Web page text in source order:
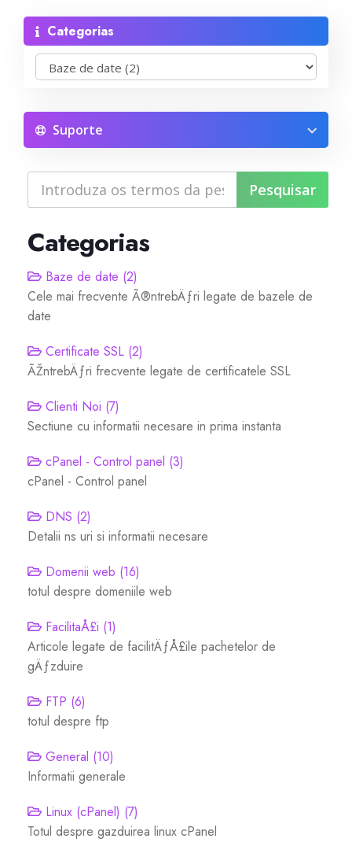
Reseller Radio SonicPanel SHOUTcast
WebHosting
Reseller Web Hosting
Servere VPS
Counter Strike 1.6
Counter Strike Go
GTA San Andreas
Licente cPanel WHM
Licente WHMCS
Licente WHMSonic
Licente cPanel WHM / WHMSonic
Servere Dedicate
Aplicatii Mobil
Construtor de Website
Serviços de E-mail
Categorias
Suporte
Categorias
Baze de date (2)
Cele mai frecvente Ã®ntrebÄƒri legate de bazele de
date
Certificate SSL (2)
ÃŽntrebÄƒri frecvente legate de certificatele SSL
Clienti Noi (7)
Sectiune cu informatii necesare in prima instanta
cPanel - Control panel (3)
cPanel - Control panel
DNS (2)
Detalii ns uri si informatii necesare
Domenii web (16)
totul despre domeniile web
FacilitaÅ£i (1)
Articole legate de facilitÄƒÅ£ile pachetelor de
gÄƒzduire
FTP (6)
totul despre ftp
General (10)
Informatii generale
Linux (cPanel) (7)
Totul despre gazduirea linux cPanel